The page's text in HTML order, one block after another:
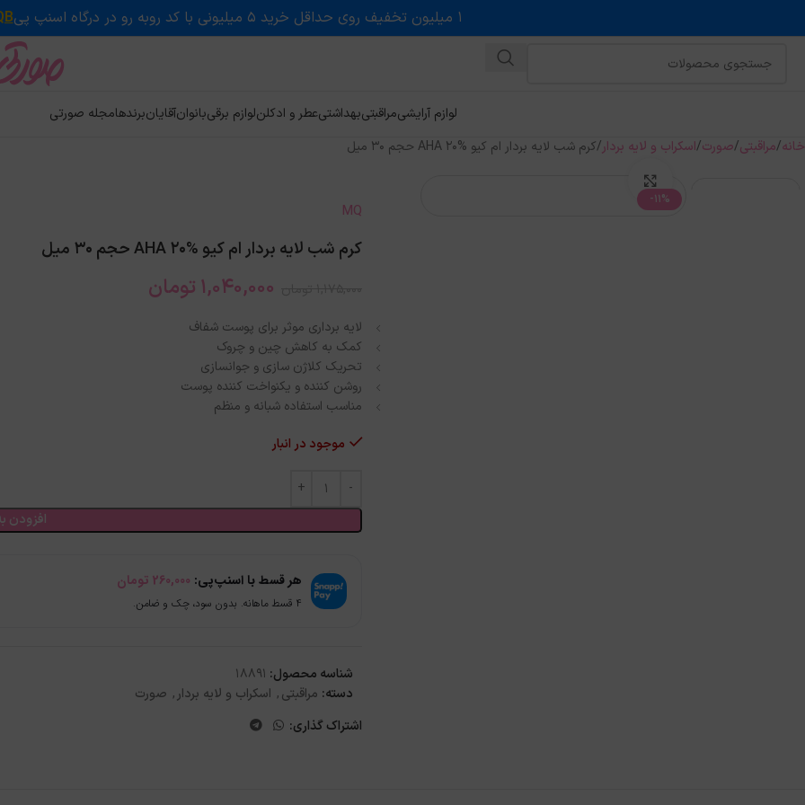
۱ میلیون تخفیف روی حداقل خرید ۵ میلیونی با کد روبه رو در درگاه اسنپ پی
لوازم آرایشیمراقبتیبهداشتیعطر و ادکلنلوازم برقیبانوانآقایانبرندهامجله صورتی
خانه مراقبتی صورت اسکراب و لایه بردار کرم شب لایه بردار ام کیو AHA 20% حجم ۳۰ میل
-11%
MQ
کرم شب لایه بردار ام کیو AHA 20% حجم ۳۰ میل
1,040,000 تومان
لایه برداری موثر برای پوست شفاف
کمک به کاهش چین و چروک
تحریک کلاژن سازی و جوانسازی
روشن کننده و یکنواخت کننده پوست
مناسب استفاده شبانه و منظم
موجود در انبار
افزودن
هر قسط با اسنپ‌پی: 260,000 تومان
۴ قسط ماهانه. بدون سود، چک و ضامن.
شناسه محصول: 18891
دسته: مراقبتی, اسکراب و لایه بردار , صورت
اشتراک گذاری: